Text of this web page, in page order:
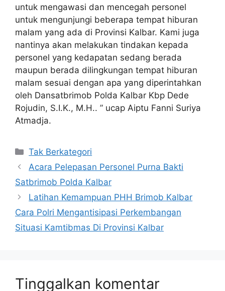
untuk mengawasi dan mencegah personel
untuk mengunjungi beberapa tempat hiburan
malam yang ada di Provinsi Kalbar. Kami juga
nantinya akan melakukan tindakan kepada
personel yang kedapatan sedang berada
maupun berada dilingkungan tempat hiburan
malam sesuai dengan apa yang diperintahkan
oleh Dansatbrimob Polda Kalbar Kbp Dede
Rojudin, S.I.K., M.H.. ” ucap Aiptu Fanni Suriya
Atmadja.
Kategori
Tak Berkategori
Acara Pelepasan Personel Purna Bakti
Satbrimob Polda Kalbar
Latihan Kemampuan PHH Brimob Kalbar
Cara Polri Mengantisipasi Perkembangan
Situasi Kamtibmas Di Provinsi Kalbar
Tinggalkan komentar